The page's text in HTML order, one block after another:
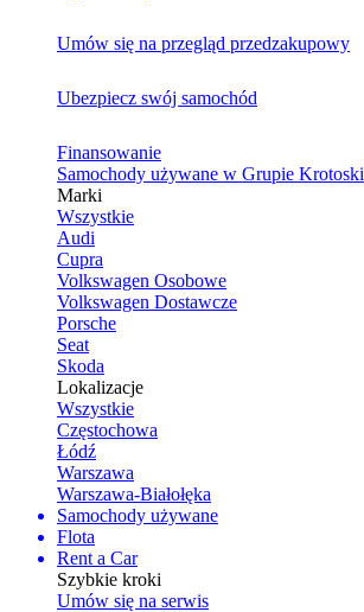
Umów się na przegląd przedzakupowy
Ubezpiecz swój samochód
Finansowanie
Samochody używane w Grupie Krotoski
Marki
Wszystkie
Audi
Cupra
Volkswagen Osobowe
Volkswagen Dostawcze
Porsche
Seat
Skoda
Lokalizacje
Wszystkie
Częstochowa
Łódź
Warszawa
Warszawa-Białołęka
Samochody używane
Flota
Rent a Car
Szybkie kroki
Umów się na serwis